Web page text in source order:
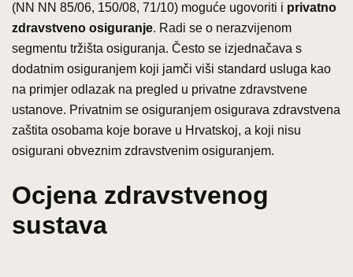
(NN NN 85/06, 150/08, 71/10) moguće ugovoriti i privatno
zdravstveno osiguranje. Radi se o nerazvijenom
segmentu tržišta osiguranja. Često se izjednačava s
dodatnim osiguranjem koji jamči viši standard usluga kao
na primjer odlazak na pregled u privatne zdravstvene
ustanove. Privatnim se osiguranjem osigurava zdravstvena
zaštita osobama koje borave u Hrvatskoj, a koji nisu
osigurani obveznim zdravstvenim osiguranjem.
Ocjena zdravstvenog
sustava